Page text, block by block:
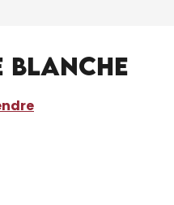
Blanche